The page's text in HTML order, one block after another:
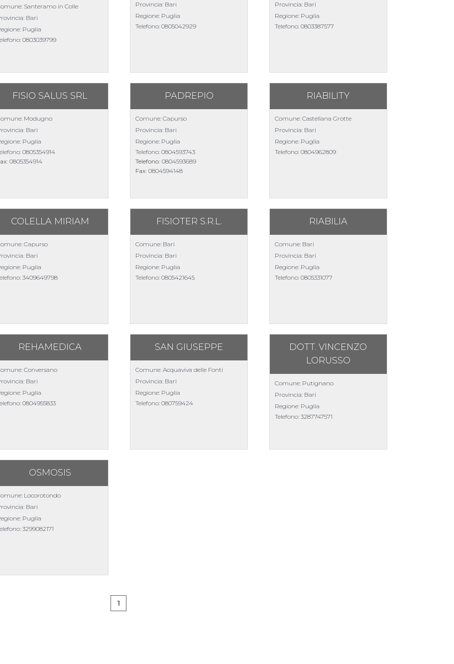
Santeramo in Colle
Bari
Puglia
0803039799
Provincia: Bari
Regione: Puglia
Telefono:0805042929
Provincia: Bari
Regione: Puglia
Telefono: 0803387577
FISIO SALUS SRL
Modugno
Bari
Puglia
0805354914
0805354914
PADREPIO
Comune: Capurso
Provincia: Bari
Regione: Puglia
Telefono:0804593743
Telefono:0804593689
Fax:0804594148
RIABILITY
Comune: Castellana Grotte
Provincia: Bari
Regione: Puglia
Telefono: 0804962809
COLELLA MIRIAM
Capurso
Bari
Puglia
3409649798
FISIOTER S.R.L.
Comune: Bari
Provincia: Bari
Regione: Puglia
Telefono:0805421645
RIABILIA
Comune: Bari
Provincia: Bari
Regione: Puglia
Telefono: 0805331077
REHAMEDICA
Conversano
Bari
Puglia
0804955833
SAN GIUSEPPE
Comune: Acquaviva delle Fonti
Provincia: Bari
Regione: Puglia
Telefono:080759424
DOTT. VINCENZO
LORUSSO
Comune: Putignano
Provincia: Bari
Regione: Puglia
Telefono: 3287747571
OSMOSIS
Locorotondo
Bari
Puglia
3299082171
1